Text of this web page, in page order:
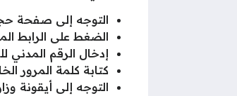
التوجه إلى صفحة
الضغط على الرابط
إدخال الرقم المدني
كتابة كلمة المرور
التوجه إلى أيقونة